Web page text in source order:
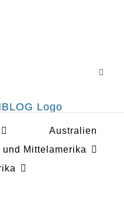
Toggle
Australien
und Mittelamerika